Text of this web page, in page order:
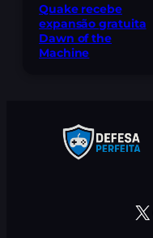
Quake recebe
expansão gratuita
Dawn of the
Machine
X